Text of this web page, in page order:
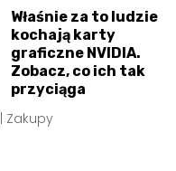
Właśnie za to ludzie
kochają karty
graficzne NVIDIA.
Zobacz, co ich tak
przyciąga
| Zakupy